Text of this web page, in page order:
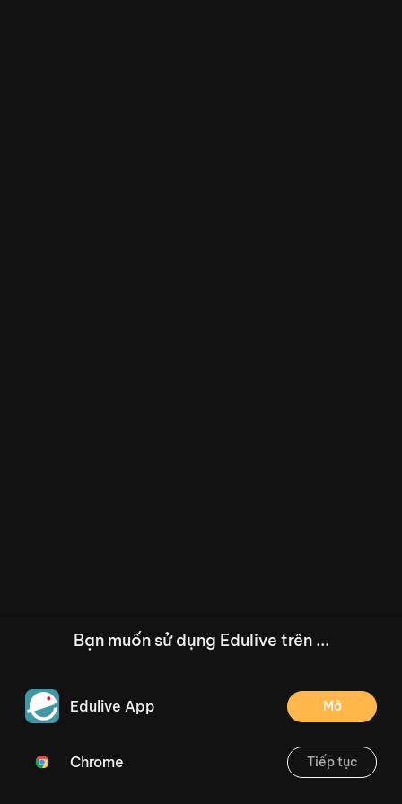
/--
Thoát
Bạn muốn sử dụng Edulive trên ...
Edulive App Mở
Chrome Tiếp tục